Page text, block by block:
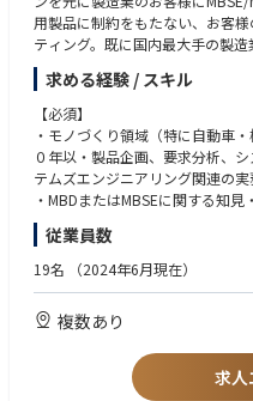
用製品に制約をもたない、お客
ティング。既に国内最大手の製
を武器にMBSE領域の技術コンサ
ための募集になります。
【安定性】プライム市場上場図
【働き方】 専門業務型裁量労働
【働きやすさ】業務パフォーマ
所的制約を受けずにご活躍頂くこ
【仕事内容】
自動車をはじめとするモノづくり
し、先進的なモデルベース開発（
を行うコンサルティング業務で
ノづくりにおけるシステム設計
築からプロジェクト運営までを
においては、実際にご自身の手
求める経験 / スキル
【必須】
・モノづくり領域（特に自動車
０年以・製品企画、要求分析、
テムズエンジニアリング関連の
・MBDまたはMBSEに関する知見
・技術的課題を言語化し、ドキュ
考力・表現力
・他社や他部門との協働を通じた
意をお持ちの方
・コンサルティングファームま
従業員数
19名 （2024年6月現在）
複数あり
求人